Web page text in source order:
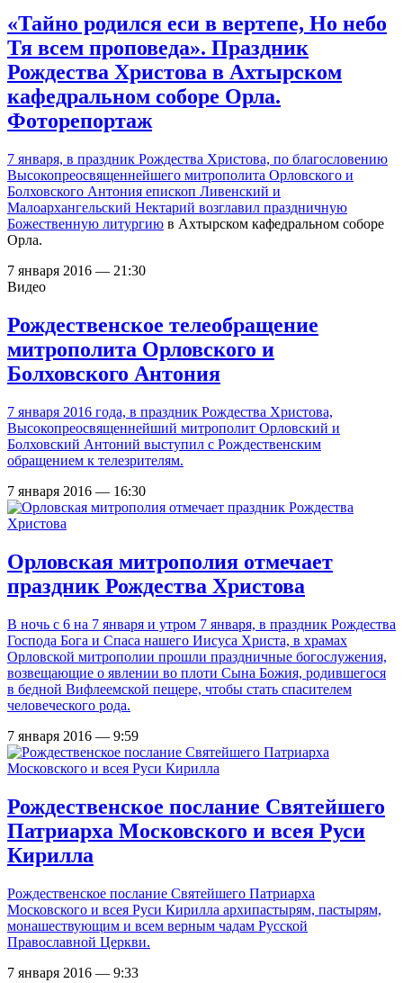
«Тайно родился еси в вертепе, Но небо
Тя всем проповеда». Праздник
Рождества Христова в Ахтырском
кафедральном соборе Орла.
Фоторепортаж
7 января, в праздник Рождества Христова, по благословению
Высокопреосвященнейшего митрополита Орловского и
Болховского Антония епископ Ливенский и
Малоархангельский Нектарий возглавил праздничную
Божественную литургию в Ахтырском кафедральном соборе
Орла.
7 января 2016 — 21:30
Видео
Рождественское телеобращение
митрополита Орловского и
Болховского Антония
7 января 2016 года, в праздник Рождества Христова,
Высокопреосвященнейший митрополит Орловский и
Болховский Антоний выступил с Рождественским
обращением к телезрителям.
7 января 2016 — 16:30
Орловская митрополия отмечает
праздник Рождества Христова
В ночь с 6 на 7 января и утром 7 января, в праздник Рождества
Господа Бога и Спаса нашего Иисуса Христа, в храмах
Орловской митрополии прошли праздничные богослужения,
возвещающие о явлении во плоти Сына Божия, родившегося
в бедной Вифлеемской пещере, чтобы стать спасителем
человеческого рода.
7 января 2016 — 9:59
Рождественское послание Святейшего
Патриарха Московского и всея Руси
Кирилла
Рождественское послание Святейшего Патриарха
Московского и всея Руси Кирилла архипастырям, пастырям,
монашествующим и всем верным чадам Русской
Православной Церкви.
7 января 2016 — 9:33